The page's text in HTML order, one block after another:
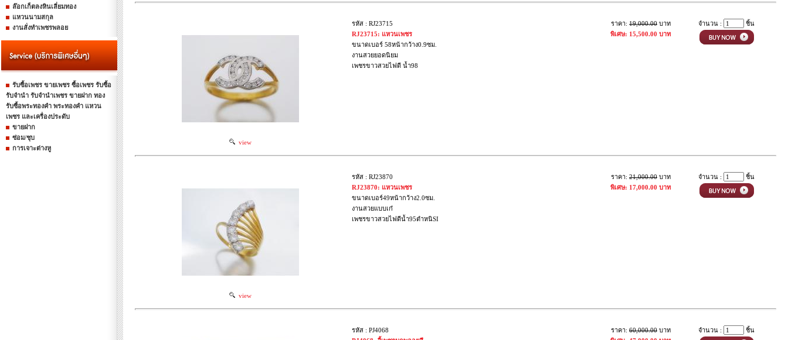
ล๊อกเก็ตลงหินเลี่ยมทอง
แหวนนามสกุล
งานสั่งทำเพชรพลอย
รับซื้อเพชร ขายเพชร ซื้อเพชร รับซื้อ
รับจำนำ รับจำนำเพชร ขายฝาก ทอง
รับซื้อพระทองคำ พระทองคำ แหวน
เพชร และเครื่องประดับ
ขายฝาก
ซ่อม/ชุบ
การเจาะต่างหู
view
รหัส : RJ23715
RJ23715: แหวนเพชร
ขนาดเบอร์ 58หน้ากว้าง0.9ซม.
งานสวยยอดนิยม
เพชรขาวสวยไฟดี น้ำ98
ราคา: 19,000.00 บาท
พิเศษ: 15,500.00 บาท
จำนวน : ชิ้น
view
รหัส : RJ23870
RJ23870: แหวนเพชร
ขนาดเบอร์49หน้ากว้าง2.0ซม.
งานสวยแบบเก๋
เพชรขาวสวยไฟดีน้ำ95ตำหนิSI
ราคา: 21,000.00 บาท
พิเศษ: 17,000.00 บาท
จำนวน : ชิ้น
รหัส : PJ4068
ราคา: 60,000.00 บาท
จำนวน : ชิ้น